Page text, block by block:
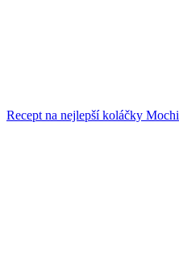
Recept na nejlepší koláčky Mochi